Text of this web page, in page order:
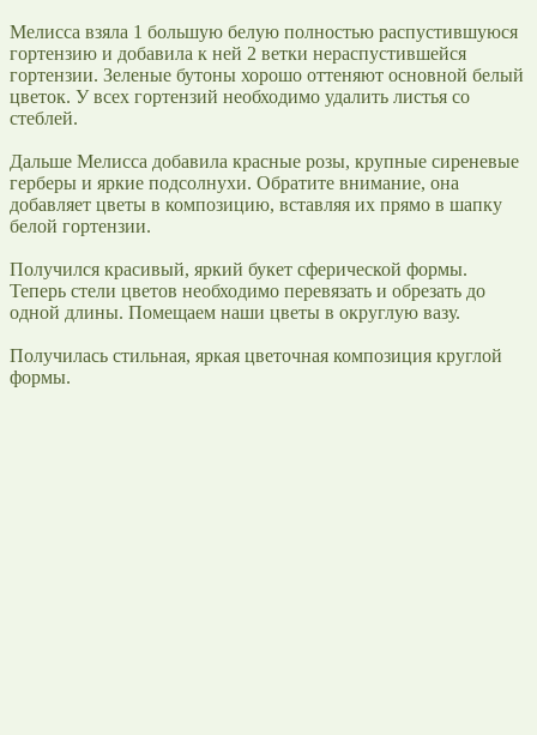
Мелисса взяла 1 большую белую полностью распустившуюся
гортензию и добавила к ней 2 ветки нераспустившейся
гортензии. Зеленые бутоны хорошо оттеняют основной белый
цветок. У всех гортензий необходимо удалить листья со
стеблей.
Дальше Мелисса добавила красные розы, крупные сиреневые
герберы и яркие подсолнухи. Обратите внимание, она
добавляет цветы в композицию, вставляя их прямо в шапку
белой гортензии.
Получился красивый, яркий букет сферической формы.
Теперь стели цветов необходимо перевязать и обрезать до
одной длины. Помещаем наши цветы в округлую вазу.
Получилась стильная, яркая цветочная композиция круглой
формы.